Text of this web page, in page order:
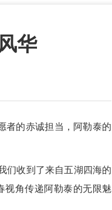
华
的赤诚担当，阿勒泰的
们收到了来自五湖四海的
视角传递阿勒泰的无限魅